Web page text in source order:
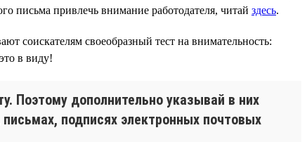
письма привлечь внимание работодателя, читай здесь.
соискателям своеобразный тест на внимательность:
в виду!
Поэтому дополнительно указывай в них
подписях электронных почтовых